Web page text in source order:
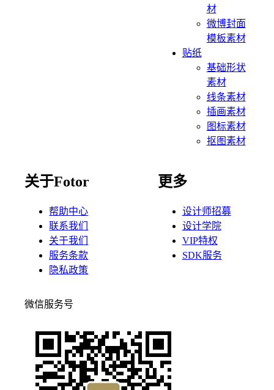
材
微博封面
模板素材
贴纸
基础形状
素材
线条素材
插画素材
图标素材
抠图素材
关于Fotor
帮助中心
联系我们
关于我们
服务条款
隐私政策
更多
设计师招募
设计学院
VIP特权
SDK服务
微信服务号